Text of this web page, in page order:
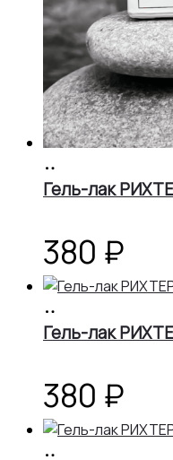
корзину
Гель-лак
380 ₽
корзину
Гель-лак
380 ₽